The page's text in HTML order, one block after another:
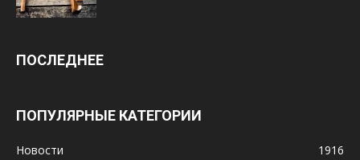
ПОСЛЕДНЕЕ
ПОПУЛЯРНЫЕ КАТЕГОРИИ
Новости 1916